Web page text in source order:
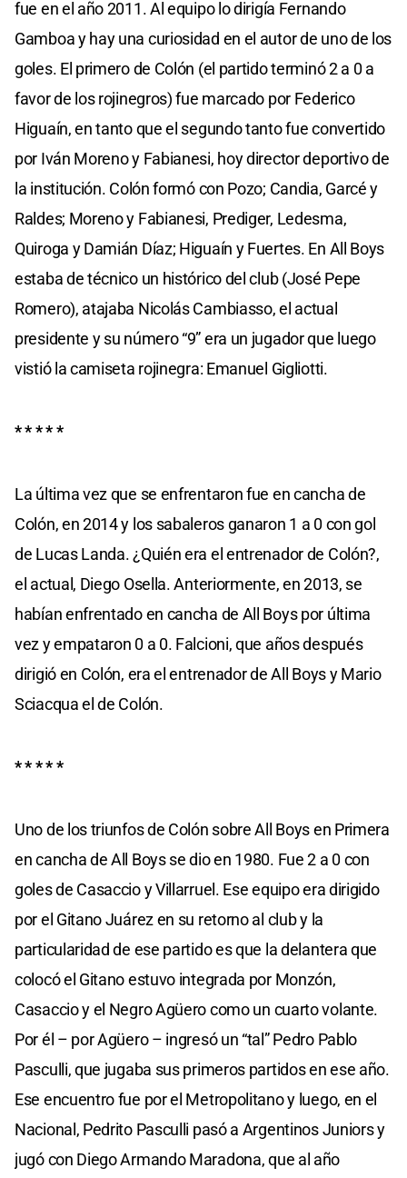
fue en el año 2011. Al equipo lo dirigía Fernando
Gamboa y hay una curiosidad en el autor de uno de los
goles. El primero de Colón (el partido terminó 2 a 0 a
favor de los rojinegros) fue marcado por Federico
Higuaín, en tanto que el segundo tanto fue convertido
por Iván Moreno y Fabianesi, hoy director deportivo de
la institución. Colón formó con Pozo; Candia, Garcé y
Raldes; Moreno y Fabianesi, Prediger, Ledesma,
Quiroga y Damián Díaz; Higuaín y Fuertes. En All Boys
estaba de técnico un histórico del club (José Pepe
Romero), atajaba Nicolás Cambiasso, el actual
presidente y su número “9” era un jugador que luego
vistió la camiseta rojinegra: Emanuel Gigliotti.
* * * * *
La última vez que se enfrentaron fue en cancha de
Colón, en 2014 y los sabaleros ganaron 1 a 0 con gol
de Lucas Landa. ¿Quién era el entrenador de Colón?,
el actual, Diego Osella. Anteriormente, en 2013, se
habían enfrentado en cancha de All Boys por última
vez y empataron 0 a 0. Falcioni, que años después
dirigió en Colón, era el entrenador de All Boys y Mario
Sciacqua el de Colón.
* * * * *
Uno de los triunfos de Colón sobre All Boys en Primera
en cancha de All Boys se dio en 1980. Fue 2 a 0 con
goles de Casaccio y Villarruel. Ese equipo era dirigido
por el Gitano Juárez en su retorno al club y la
particularidad de ese partido es que la delantera que
colocó el Gitano estuvo integrada por Monzón,
Casaccio y el Negro Agüero como un cuarto volante.
Por él – por Agüero – ingresó un “tal” Pedro Pablo
Pasculli, que jugaba sus primeros partidos en ese año.
Ese encuentro fue por el Metropolitano y luego, en el
Nacional, Pedrito Pasculli pasó a Argentinos Juniors y
jugó con Diego Armando Maradona, que al año